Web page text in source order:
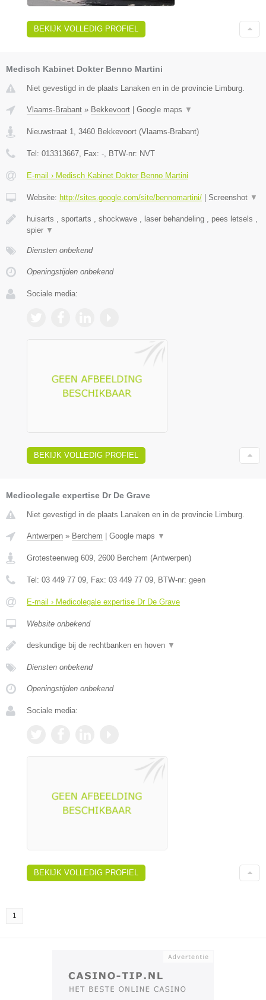
BEKIJK VOLLEDIG PROFIEL
Medisch Kabinet Dokter Benno Martini
Niet gevestigd in de plaats Lanaken en in de provincie Limburg.
Vlaams-Brabant » Bekkevoort Google maps ▼
Nieuwstraat 1 3460 Bekkevoort (Vlaams-Brabant)
Tel: 013313667 , Fax: - , BTW-nr: NVT
E-mail › Medisch Kabinet Dokter Benno Martini
Website: http://sites.google.com/site/bennomartini/ Screenshot ▼
huisarts , sportarts , shockwave , laser behandeling , pees letsels ,
spier ▼
Diensten onbekend
Openingstijden onbekend
Sociale media:
BEKIJK VOLLEDIG PROFIEL
Medicolegale expertise Dr De Grave
Niet gevestigd in de plaats Lanaken en in de provincie Limburg.
Antwerpen » Berchem Google maps ▼
Grotesteenweg 609, 2600 Berchem (Antwerpen)
Tel: 03 449 77 09, Fax: 03 449 77 09, BTW-nr: geen
E-mail › Medicolegale expertise Dr De Grave
Website onbekend
deskundige bij de rechtbanken en hoven ▼
Diensten onbekend
Openingstijden onbekend
Sociale media:
BEKIJK VOLLEDIG PROFIEL
1